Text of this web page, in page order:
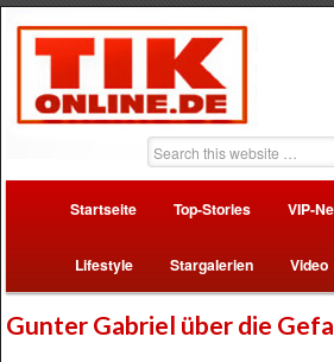
Startseite Top-Stories VIP-
Lifestyle Stargalerien Video
Gunter Gabriel über die